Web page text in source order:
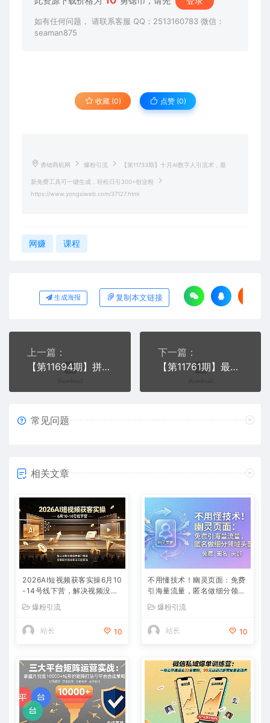
如有任何问题， 请联系客服 QQ：2513160783 微信：
seaman875
收藏 (0) 点赞 (0)
勇锶商机网 爆粉引流 【第11733期】十月AI数字人引流术，最
新免费工具可一键生成，轻松日引300+创业粉
https://www.yongsiweb.com/37127.html
网赚 课程
生成海报 复制本文链接
上一篇：
【第11694期】拼多多店铺引流最新玩法，日引200+高质量创业粉
下一篇：
【第11761期】最新小和尚日引200+创业粉教程，最新一键生成工具3分钟一条
常见问题
相关文章
2026AI短视频获客实操6月10
-14号线下营，解决视频没流
实现流量变现
爆粉引流
站长 10
不用懂技术！幽灵页面：免费
引海量流量，匿名做细分领域
爆粉引流
站长 10